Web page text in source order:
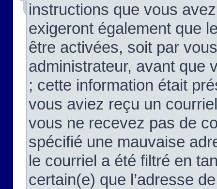
instructions que vous
exigeront également que
être activées, soit par
administrateur, avant que
; cette information était
vous aviez reçu un
vous ne recevez pas de
spécifié une mauvaise
le courriel a été filtré en
certain(e) que l’adresse